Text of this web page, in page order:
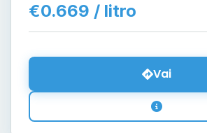
€0.669 / litro
Vai